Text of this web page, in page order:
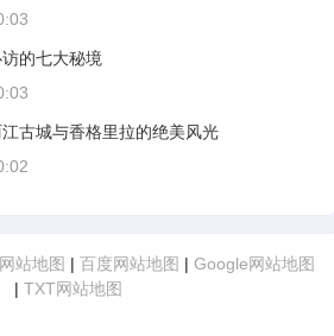
的七大秘境
古城与香格里拉的绝美风光
网站地图 | 百度网站地图 | Google网站地图
| TXT网站地图